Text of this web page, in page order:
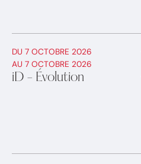
DU 7 OCTOBRE 2026
AU 7 OCTOBRE 2026
iD - Évolution